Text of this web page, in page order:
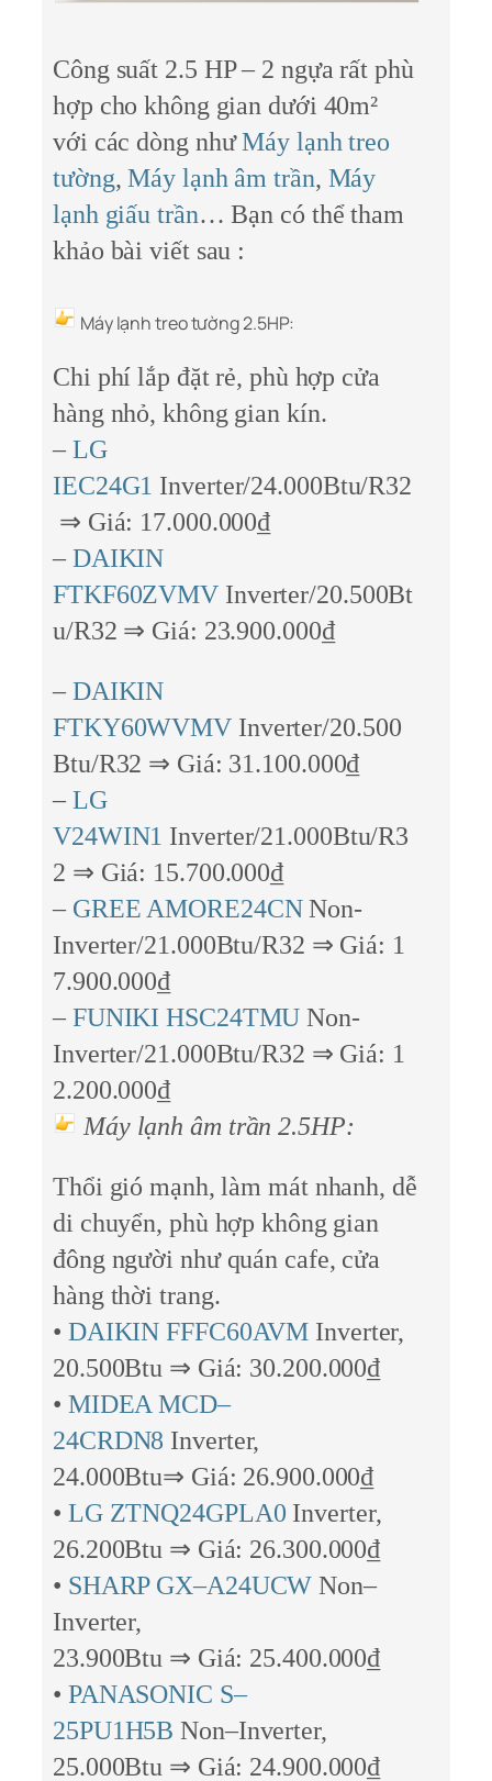
Công suất 2.5 HP – 2 ngựa rất phù
hợp cho không gian dưới 40m²
với các dòng nhưMáy lạnh treo
tường,Máy lạnh âm trần, Máy
lạnh giấu trần… Bạn có thể tham
khảo bài viết sau :
Máy lạnh treo tường 2.5HP:
Chi phí lắp đặt rẻ, phù hợp cửa
hàng nhỏ, không gian kín.
–LG
IEC24G1 Inverter/24.000Btu/R32
⇒ Giá: 17.000.000₫
–DAIKIN
FTKF60ZVMV Inverter/20.500Bt
u/R32 ⇒ Giá: 23.900.000₫
–DAIKIN
FTKY60WVMV Inverter/20.500
Btu/R32 ⇒ Giá: 31.100.000₫
–LG
V24WIN1 Inverter/21.000Btu/R3
2 ⇒ Giá: 15.700.000₫
– GREE AMORE24CNNon-
Inverter/21.000Btu/R32 ⇒ Giá: 1
7.900.000₫
–FUNIKI HSC24TMU Non-
Inverter/21.000Btu/R32 ⇒ Giá: 1
2.200.000₫
Máy lạnh âm trần 2.5HP:
Thổi gió mạnh, làm mát nhanh, dễ
di chuyển, phù hợp không gian
đông người như quán cafe, cửa
hàng thời trang.
• DAIKIN FFFC60AVM Inverter,
20.500Btu ⇒ Giá: 30.200.000₫
• MIDEA MCD–
24CRDN8 Inverter,
24.000Btu⇒ Giá: 26.900.000₫
• LG ZTNQ24GPLA0 Inverter,
26.200Btu ⇒ Giá: 26.300.000₫
• SHARP GX–A24UCW Non–
Inverter,
23.900Btu ⇒ Giá: 25.400.000₫
• PANASONIC S–
25PU1H5B Non–Inverter,
25.000Btu ⇒ Giá: 24.900.000₫